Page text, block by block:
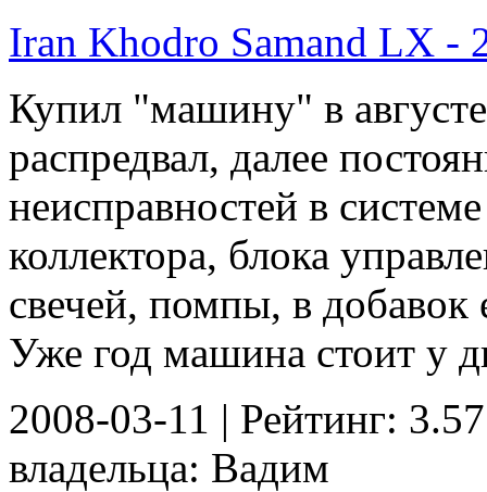
Iran Khodro Samand LX -
Купил "машину" в
распредвал, далее
неисправностей в
коллектора, блока
свечей, помпы, в добавок
Уже год машина стоит у
2008-03-11 | Рейтинг:
владельца: Вадим